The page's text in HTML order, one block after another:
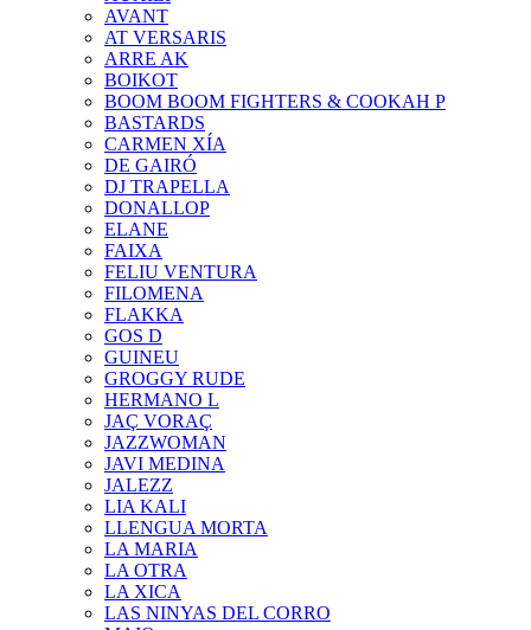
AVANT
AT VERSARIS
ARRE AK
BOIKOT
BOOM BOOM FIGHTERS & COOKAH P
BASTARDS
CARMEN XÍA
DE GAIRÓ
DJ TRAPELLA
DONALLOP
ELANE
FAIXA
FELIU VENTURA
FILOMENA
FLAKKA
GOS D
GUINEU
GROGGY RUDE
HERMANO L
JAÇ VORAÇ
JAZZWOMAN
JAVI MEDINA
JALEZZ
LIA KALI
LLENGUA MORTA
LA MARIA
LA OTRA
LA XICA
LAS NINYAS DEL CORRO